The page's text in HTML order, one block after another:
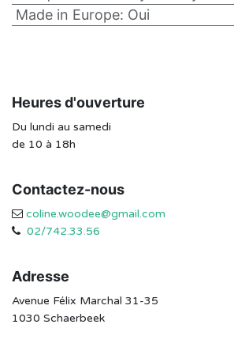
Made in Europe: Oui
Heures d'ouverture
Du lundi au samedi
de 10 à 18h
Contactez-nous
coline.woodee@gmail.com
02/742.33.56
Adresse
Avenue Félix Marchal 31-35
1030 Schaerbeek